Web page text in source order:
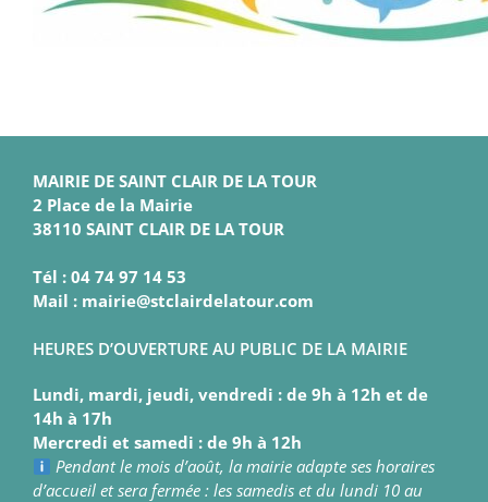
MAIRIE DE SAINT CLAIR DE LA TOUR
2 Place de la Mairie
38110 SAINT CLAIR DE LA TOUR
Tél : 04 74 97 14 53
Mail : mairie@stclairdelatour.com
HEURES D’OUVERTURE AU PUBLIC DE LA MAIRIE
Lundi, mardi, jeudi, vendredi : de 9h à 12h et de
14h à 17h
Mercredi et samedi : de 9h à 12h
Pendant le mois d’août, la mairie adapte ses horaires
d’accueil et sera fermée : les samedis et du lundi 10 au